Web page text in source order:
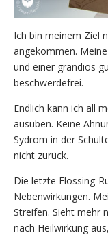
Ich bin meinem Ziel
angekommen.
und einer grandios
beschwerdefrei.
Endlich kann ich all
ausüben. Keine
Sydrom in der
nicht zurück.
Die letzte Flossing-
Nebenwirkungen.
Streifen. Sieht mehr
nach Heilwirkung